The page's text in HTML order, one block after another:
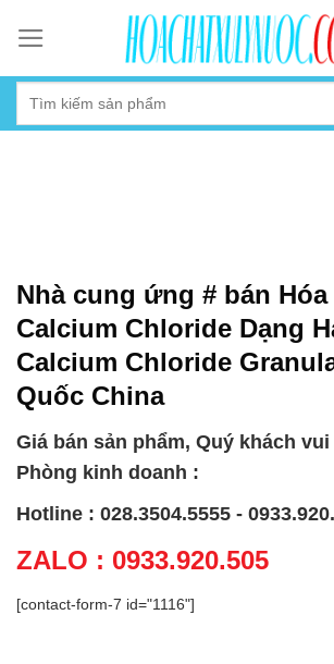
content
Nhà cung ứng # bán
Calcium Chloride Dạng
Calcium Chloride
Quốc China
Giá bán sản phẩm, Quý khách
Phòng kinh doanh :
Hotline : 028.3504.5555 -
ZALO : 0933.920.505
[contact-form-7 id="1116"]